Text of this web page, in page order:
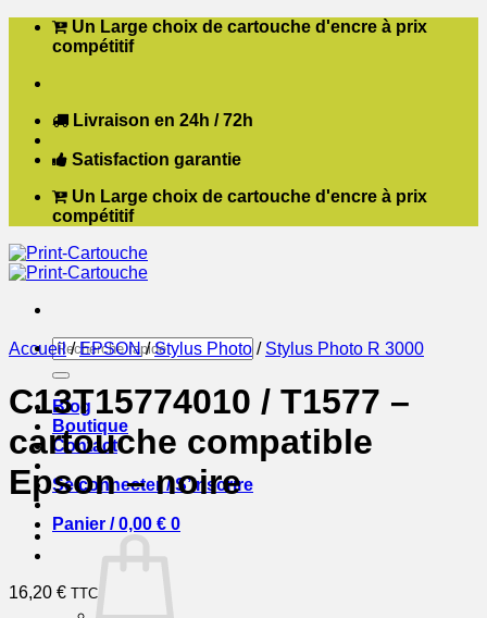
Passer Un Large choix de cartouche d'encre à prix
compétitif
Livraison en 24h / 72h
Satisfaction garantie
Un Large choix de cartouche d'encre à prix
compétitif
Recherche
pour :
Blog
Boutique
Contact
Se connecter / S’inscrire
Panier /0,00 € 0
Accueil / EPSON / Stylus Photo / Stylus Photo R 3000
C13T15774010 / T1577 –
cartouche compatible
Epson – noire
16,20 € TTC